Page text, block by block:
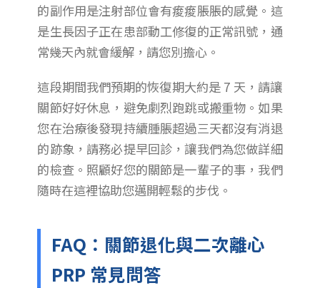
的副作用是注射部位會有痠痠脹脹的感覺。這
是生長因子正在患部動工修復的正常訊號，通
常幾天內就會緩解，請您別擔心。
這段期間我們預期的恢復期大約是 7 天，請讓
關節好好休息，避免劇烈跑跳或搬重物。如果
您在治療後發現持續腫脹超過三天都沒有消退
的跡象，請務必提早回診，讓我們為您做詳細
的檢查。照顧好您的關節是一輩子的事，我們
隨時在這裡協助您邁開輕鬆的步伐。
FAQ：關節退化與二次離心
PRP 常見問答